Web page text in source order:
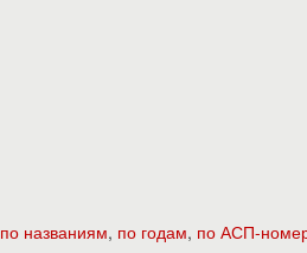
по названиям, по годам, по АСП-